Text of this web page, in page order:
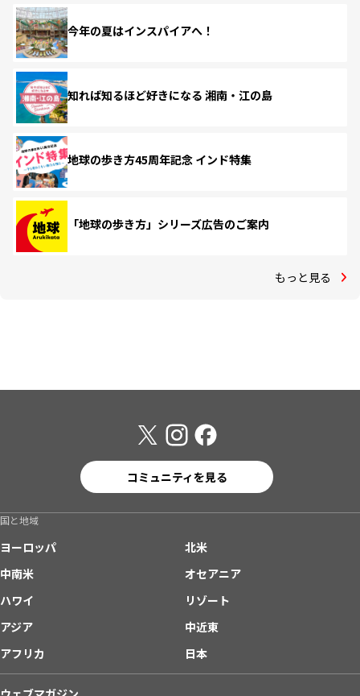
今年の夏はインスパイアへ！
知れば知るほど好きになる 湘南・江の島
地球の歩き方45周年記念 インド特集
「地球の歩き方」シリーズ広告のご案内
もっと見る
コミュニティを見る
国と地域
ヨーロッパ
北米
中南米
オセアニア
ハワイ
リゾート
アジア
中近東
アフリカ
日本